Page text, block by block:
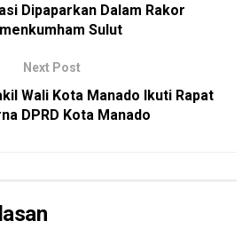
Dipaparkan Dalam Rakor
Sulut
Next Post
Wali Kota Manado Ikuti Rapat
DPRD Kota Manado